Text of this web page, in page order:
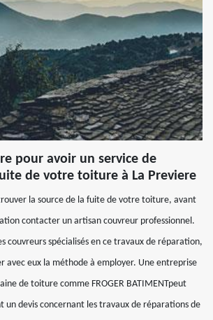
pour avoir un service de
de votre toiture à La Previere
la source de la fuite de votre toiture, avant
contacter un artisan couvreur professionnel.
couvreurs spécialisés en ce travaux de réparation,
avec eux la méthode à employer. Une entreprise
de toiture comme FROGER BATIMENTpeut
un devis concernant les travaux de réparations de